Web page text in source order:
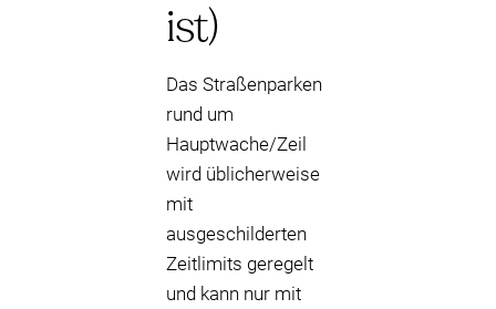
ist)
Das Straßenparken
rund um
Hauptwache/Zeil
wird üblicherweise
mit
ausgeschilderten
Zeitlimits geregelt
und kann nur mit